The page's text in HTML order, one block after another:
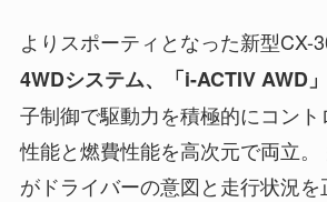
よりスポーティとなった新型CX-
4WDシステム、「i-ACTIV AWD
子制御で駆動力を積極的にコン
性能と燃費性能を高次元で両立
がドライバーの意図と走行状況